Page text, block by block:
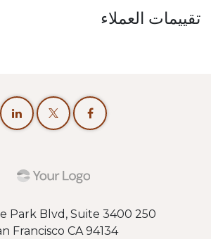
تقييمات العملاء
250 Executive Park Blvd, Suite 3400
Francisco CA 94134